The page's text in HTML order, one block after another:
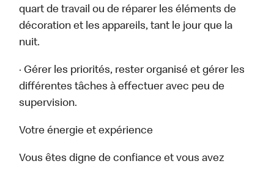
quart de travail ou de réparer les éléments de
décoration et les appareils, tant le jour que la
nuit.
· Gérer les priorités, rester organisé et gérer les
différentes tâches à effectuer avec peu de
supervision.
Votre énergie et expérience
Vous êtes digne de confiance et vous avez